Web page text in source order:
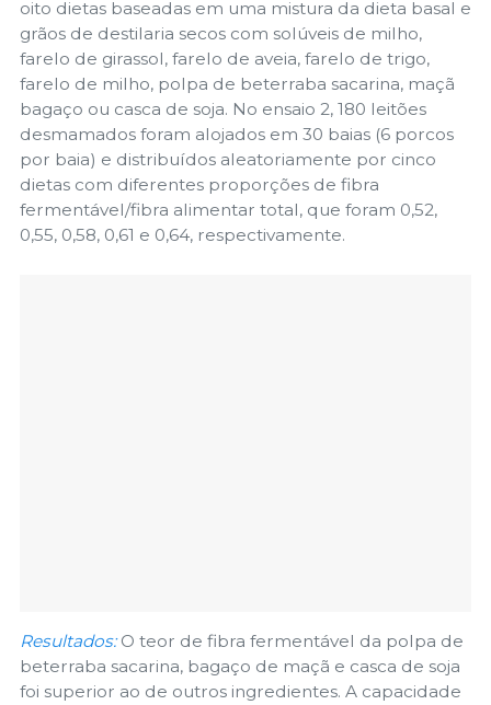
oito dietas baseadas em uma mistura da dieta basal e
grãos de destilaria secos com solúveis de milho,
farelo de girassol, farelo de aveia, farelo de trigo,
farelo de milho, polpa de beterraba sacarina, maçã
bagaço ou casca de soja. No ensaio 2, 180 leitões
desmamados foram alojados em 30 baias (6 porcos
por baia) e distribuídos aleatoriamente por cinco
dietas com diferentes proporções de fibra
fermentável/fibra alimentar total, que foram 0,52,
0,55, 0,58, 0,61 e 0,64, respectivamente.
Resultados:O teor de fibra fermentável da polpa de
beterraba sacarina, bagaço de maçã e casca de soja
foi superior ao de outros ingredientes. A capacidade